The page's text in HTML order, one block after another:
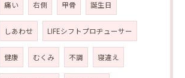
痛い 右側 甲骨 誕生日
しあわせ LIFEシフトプロヂューサー
健康 むくみ 不調 寝違え